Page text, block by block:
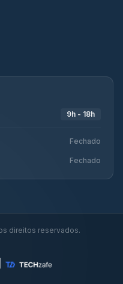
9h - 18h
Fechado
Fechado
direitos reservados.